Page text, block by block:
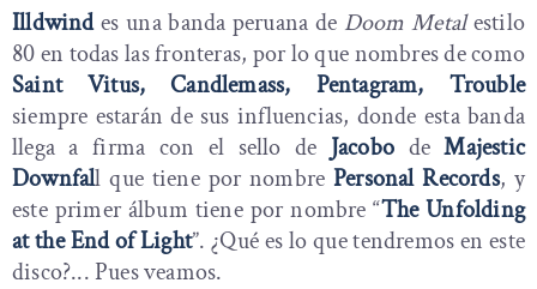
Illdwindes una banda peruana de Doom Metalestilo
80 en todas las fronteras, por lo que nombres de como
Saint Vitus, Candlemass, Pentagram, Trouble
siempre estarán de sus influencias, donde esta banda
llega a firma con el sello de Jacobo deMajestic
Downfall que tiene por nombre Personal Records, y
este primer álbum tiene por nombre “The Unfolding
at the End of Light”. ¿Qué es lo que tendremos en este
disco?... Pues veamos.